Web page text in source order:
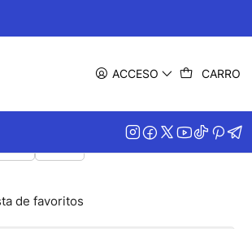
ACCESO CARRO
1200 ml
de favoritos